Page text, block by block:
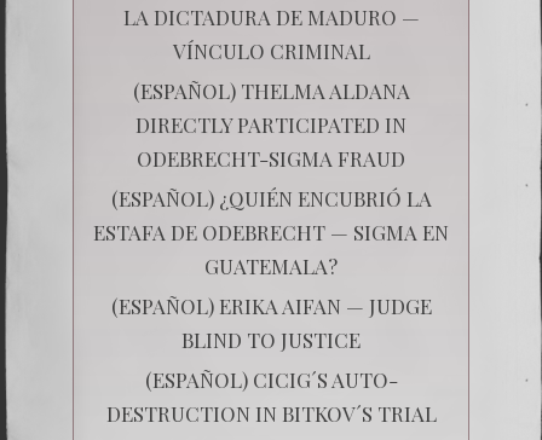
LA DICTADURA DE MADURO —
VÍNCULO CRIMINAL
(ESPAÑOL) THELMA ALDANA
DIRECTLY PARTICIPATED IN
ODEBRECHT-SIGMA FRAUD
(ESPAÑOL) ¿QUIÉN ENCUBRIÓ LA
ESTAFA DE ODEBRECHT — SIGMA EN
GUATEMALA?
(ESPAÑOL) ERIKA AIFAN — JUDGE
BLIND TO JUSTICE
(ESPAÑOL) CICIG´S AUTO-
DESTRUCTION IN BITKOV´S TRIAL